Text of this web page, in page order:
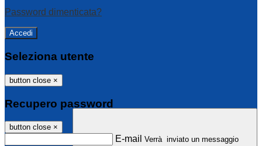
Password dimenticata?
Seleziona utente
button close ×
Recupero password
button close ×
E-mail Verrà inviato un messaggio